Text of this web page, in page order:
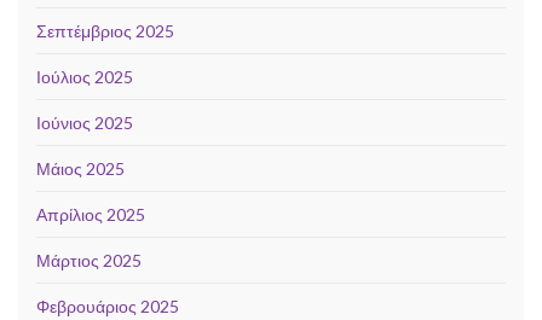
Σεπτέμβριος 2025
Ιούλιος 2025
Ιούνιος 2025
Μάιος 2025
Απρίλιος 2025
Μάρτιος 2025
Φεβρουάριος 2025